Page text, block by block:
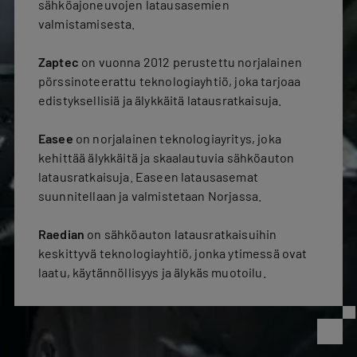
sähköajoneuvojen latausasemien
valmistamisesta.
Zaptec on vuonna 2012 perustettu norjalainen
pörssinoteerattu teknologiayhtiö, joka tarjoaa
edistyksellisiä ja älykkäitä latausratkaisuja.
Easee on norjalainen teknologiayritys, joka
kehittää älykkäitä ja skaalautuvia sähköauton
latausratkaisuja. Easeen latausasemat
suunnitellaan ja valmistetaan Norjassa.
Raedian on sähköauton latausratkaisuihin
keskittyvä teknologiayhtiö, jonka ytimessä ovat
laatu, käytännöllisyys ja älykäs muotoilu.